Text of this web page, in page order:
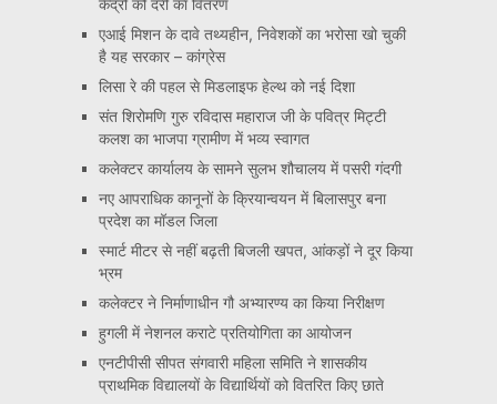
केंद्रों को दरी का वितरण
एआई मिशन के दावे तथ्यहीन, निवेशकों का भरोसा खो चुकी
है यह सरकार – कांग्रेस
लिसा रे की पहल से मिडलाइफ हेल्थ को नई दिशा
संत शिरोमणि गुरु रविदास महाराज जी के पवित्र मिट्टी
कलश का भाजपा ग्रामीण में भव्य स्वागत
कलेक्टर कार्यालय के सामने सुलभ शौचालय में पसरी गंदगी
नए आपराधिक कानूनों के क्रियान्वयन में बिलासपुर बना
प्रदेश का मॉडल जिला
स्मार्ट मीटर से नहीं बढ़ती बिजली खपत, आंकड़ों ने दूर किया
भ्रम
कलेक्टर ने निर्माणाधीन गौ अभ्यारण्य का किया निरीक्षण
हुगली में नेशनल कराटे प्रतियोगिता का आयोजन
एनटीपीसी सीपत संगवारी महिला समिति ने शासकीय
प्राथमिक विद्यालयों के विद्यार्थियों को वितरित किए छाते